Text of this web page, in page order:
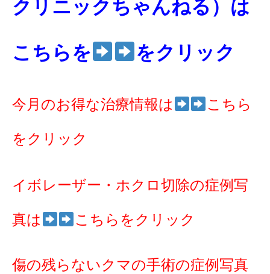
クリニックちゃんねる）は
こちらを をクリック
今月のお得な治療情報は こちら
をクリック
イボレーザー・ホクロ切除の症例写
真は こちらをクリック
傷の残らないクマの手術の症例写真